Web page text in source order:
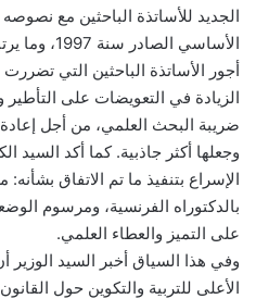
الجديد للأساتذة الباحثين مع نصوصه
الأساسي
أجور الأساتذة الباحثين التي
الزيادة في التعويضات على
ضريبة البحث العلمي، من أجل إعادة
وجعلها أكثر جاذبية. كما أكد
الإسراع بتنفيذ ما تم الاتفاق
بالدكتوراه الفرنسية، ومرسوم
على التميز والعطاء العلمي.
وفي هذا السياق أخبر السيد
الأعلى للتربية والتكوين حول